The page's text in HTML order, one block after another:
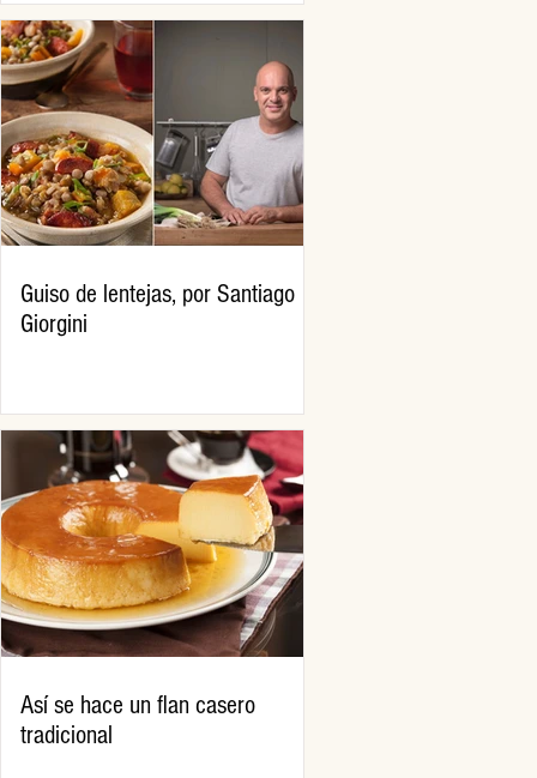
Guiso de lentejas, por Santiago
Giorgini
Así se hace un flan casero
tradicional